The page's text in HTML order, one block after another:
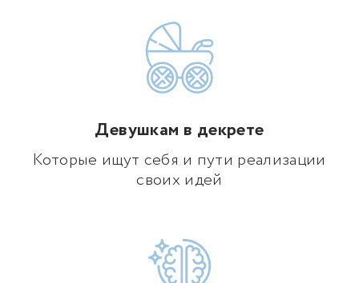
Девушкам в декрете
Которые ищут себя и пути реализации
своих идей